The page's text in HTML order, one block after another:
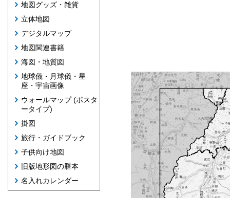
地図グッズ・雑貨
立体地図
デジタルマップ
地図関連書籍
海図・地質図
地球儀・月球儀・星
座・宇宙画像
ウォールマップ (ポスタ
ータイプ)
掛図
旅行・ガイドブック
子供向け地図
旧版地形図の謄本
名入れカレンダー